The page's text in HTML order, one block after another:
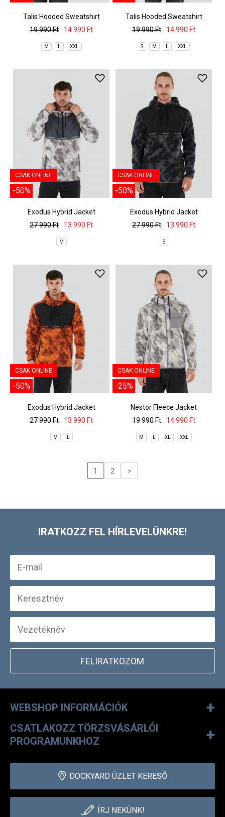
Talis Hooded Sweatshirt
19 990 Ft
14 990 Ft
M L XXL
Talis Hooded Sweatshirt
19 990 Ft
14 990 Ft
S M L XXL
CSAK ONLINE
-50%
Exodus Hybrid Jacket
27 990 Ft
13 990 Ft
M
CSAK ONLINE
-50%
Exodus Hybrid Jacket
27 990 Ft
13 990 Ft
S
CSAK ONLINE
-50%
Exodus Hybrid Jacket
27 990 Ft
13 990 Ft
M L
CSAK ONLINE
-25%
Nestor Fleece Jacket
19 990 Ft
14 990 Ft
M L XL XXL
1 2 >
IRATKOZZ FEL HÍRLEVELÜNKRE!
FELIRATKOZOM
WEBSHOP INFORMÁCIÓK +
CSATLAKOZZ TÖRZSVÁSÁRLÓI
PROGRAMUNKHOZ
+
DOCKYARD ÜZLET KERESŐ
ÍRJ NEKÜNK!